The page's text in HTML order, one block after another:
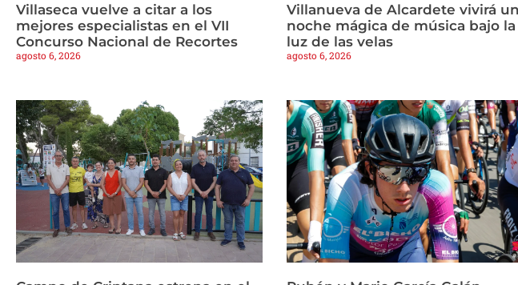
Villaseca vuelve a citar a los
mejores especialistas en el VII
Concurso Nacional de Recortes
agosto 6, 2026
Villanueva de Alcardete vivirá
noche mágica de música bajo la
luz de las velas
agosto 6, 2026